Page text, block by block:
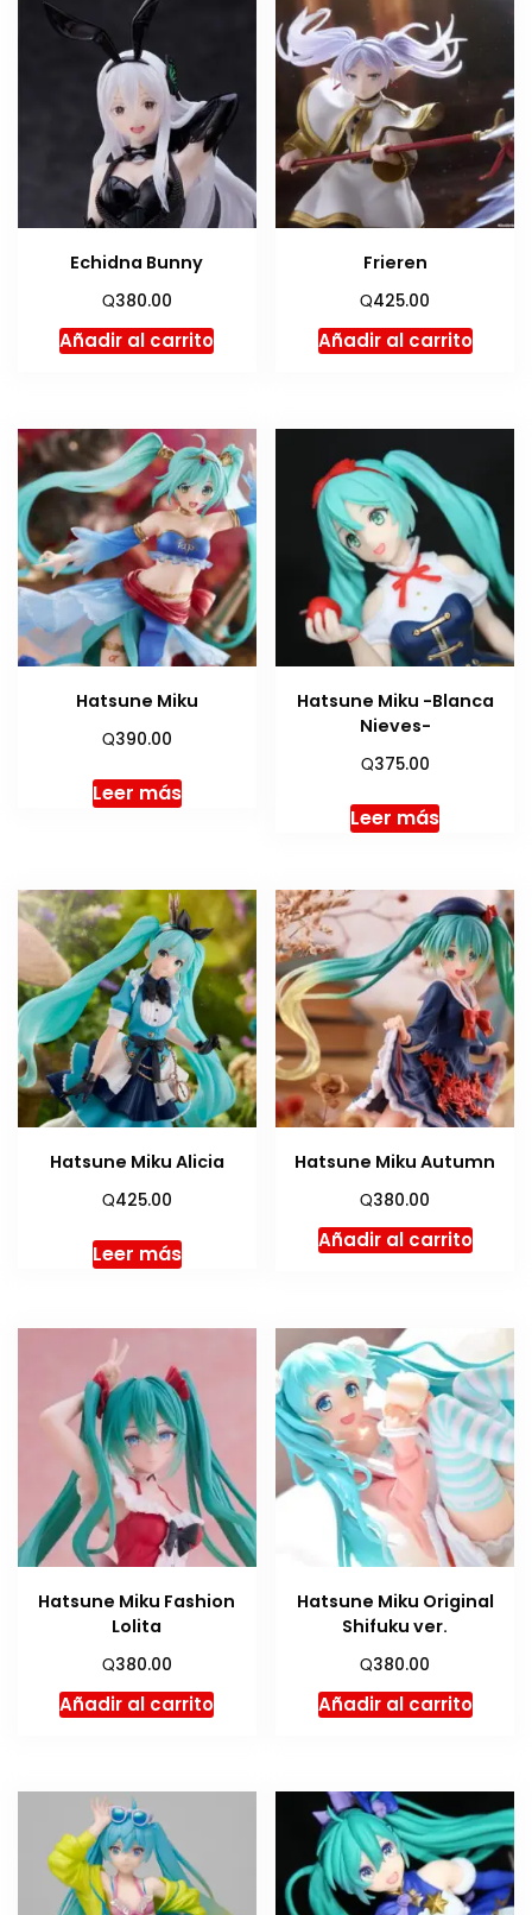
Echidna Bunny
Q380.00
Añadir al carrito
Frieren
Q425.00
Añadir al carrito
Hatsune Miku
Q390.00
Leer más
Hatsune Miku -Blanca
Nieves-
Q375.00
Leer más
Hatsune Miku Alicia
Q425.00
Leer más
Hatsune Miku Autumn
Q380.00
Añadir al carrito
Hatsune Miku Fashion
Lolita
Q380.00
Añadir al carrito
Hatsune Miku Original
Shifuku ver.
Q380.00
Añadir al carrito